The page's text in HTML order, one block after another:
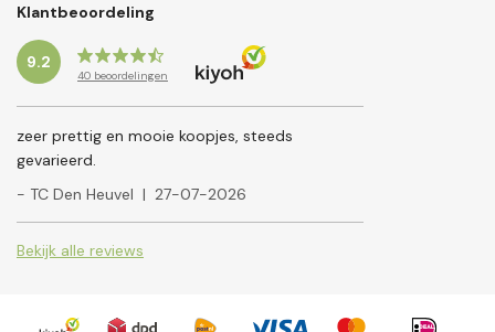
Klantbeoordeling
9.2
40 beoordelingen
zeer prettig en mooie koopjes, steeds
gevarieerd.
- TC Den Heuvel | 27-07-2026
Bekijk alle reviews